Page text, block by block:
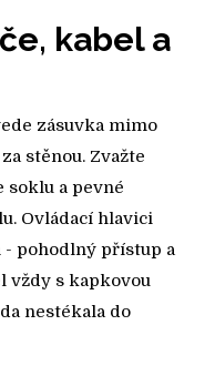
kabel a
zásuvka mimo
stěnou. Zvažte
a pevné
Ovládací hlavici
pohodlný přístup a
vždy s kapkovou
nestékala do